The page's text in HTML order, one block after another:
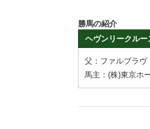
勝馬の紹介
ヘヴンリークルー
父：ファルブラヴ
馬主：(株)東京ホ